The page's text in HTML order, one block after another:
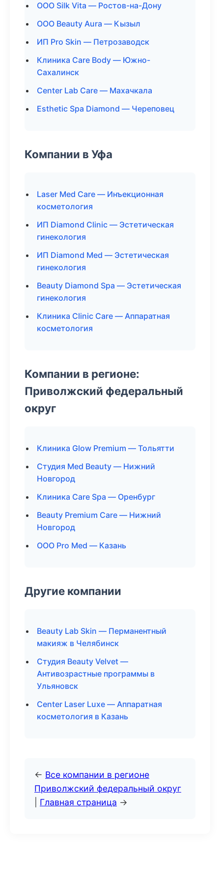
ООО Silk Vita — Ростов-на-Дону
ООО Beauty Aura — Кызыл
ИП Pro Skin — Петрозаводск
Клиника Care Body — Южно-
Сахалинск
Center Lab Care — Махачкала
Esthetic Spa Diamond — Череповец
Компании в Уфа
Laser Med Care — Инъекционная
косметология
ИП Diamond Clinic — Эстетическая
гинекология
ИП Diamond Med — Эстетическая
гинекология
Beauty Diamond Spa — Эстетическая
гинекология
Клиника Clinic Care — Аппаратная
косметология
Компании в регионе:
Приволжский федеральный
округ
Клиника Glow Premium — Тольятти
Студия Med Beauty — Нижний
Новгород
Клиника Care Spa — Оренбург
Beauty Premium Care — Нижний
Новгород
ООО Pro Med — Казань
Другие компании
Beauty Lab Skin — Перманентный
макияж в Челябинск
Студия Beauty Velvet —
Антивозрастные программы в
Ульяновск
Center Laser Luxe — Аппаратная
косметология в Казань
← Все компании в регионе
Приволжский федеральный округ
Главная страница →